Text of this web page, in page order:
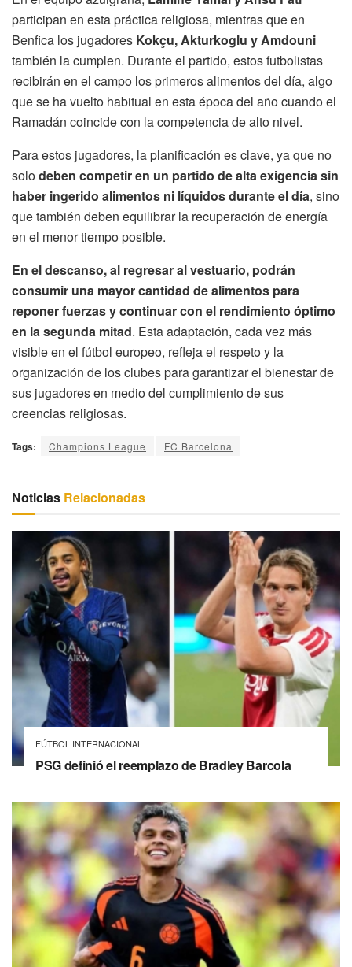
participan en esta práctica religiosa, mientras que en
Benfica los jugadores Kokçu, Akturkoglu y Amdouni
también la cumplen. Durante el partido, estos futbolistas
recibirán en el campo los primeros alimentos del día, algo
que se ha vuelto habitual en esta época del año cuando el
Ramadán coincide con la competencia de alto nivel.
Para estos jugadores, la planificación es clave, ya que no
solodeben competir en un partido de alta exigencia sin
haber ingerido alimentos ni líquidos durante el día, sino
que también deben equilibrar la recuperación de energía
en el menor tiempo posible.
En el descanso, al regresar al vestuario, podrán
consumir una mayor cantidad de alimentos para
reponer fuerzas y continuar con el rendimiento óptimo
en la segunda mitad. Esta adaptación, cada vez más
visible en el fútbol europeo, refleja el respeto y la
organización de los clubes para garantizar el bienestar de
sus jugadores en medio del cumplimiento de sus
creencias religiosas.
Tags: Champions League FC Barcelona
Noticias Relacionadas
FÚTBOL INTERNACIONAL
PSG definió el reemplazo de Bradley Barcola